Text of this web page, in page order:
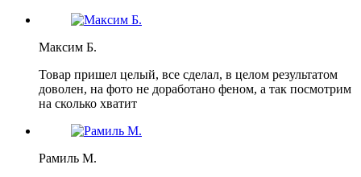
Максим Б.
Товар пришел целый, все сделал, в целом результатом
доволен, на фото не доработано феном, а так посмотрим
на сколько хватит
Рамиль М.